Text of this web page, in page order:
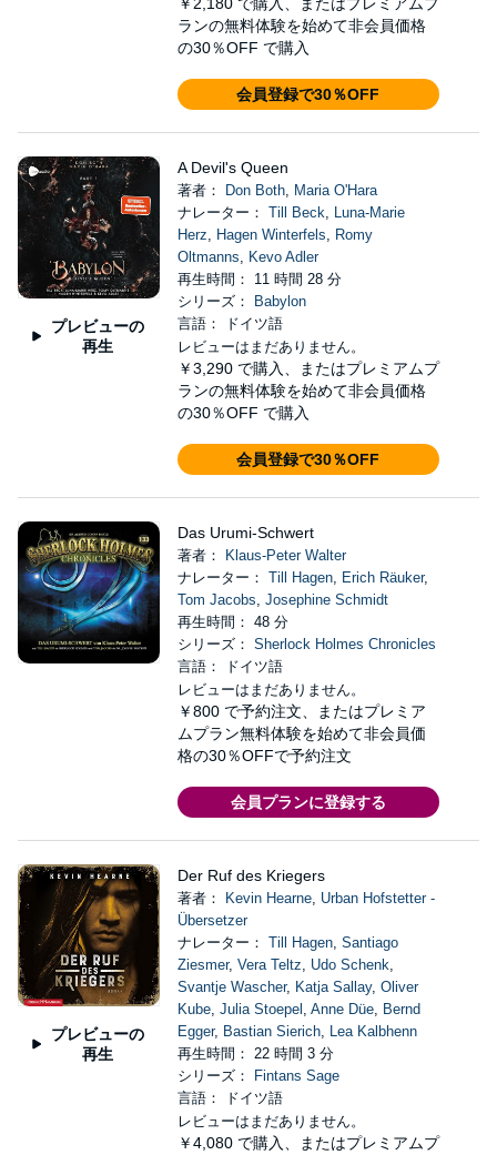
ランの無料体験を始めて非会員価格
の30％OFF で購入
会員登録で30％OFF
プレビューの
再生
A Devil's Queen
著者： Don Both, Maria O'Hara
ナレーター： Till Beck, Luna-Marie
Herz, Hagen Winterfels, Romy
Oltmanns, Kevo Adler
再生時間： 11 時間 28 分
シリーズ：
Babylon
言語： ドイツ語
レビューはまだありません。
￥3,290 で購入、またはプレミアムプ
ランの無料体験を始めて非会員価格
の30％OFF で購入
会員登録で30％OFF
Das Urumi-Schwert
著者：
Klaus-Peter Walter
ナレーター： Till Hagen, Erich Räuker,
Tom Jacobs, Josephine Schmidt
再生時間： 48 分
シリーズ： Sherlock Holmes Chronicles
言語： ドイツ語
レビューはまだありません。
￥800 で予約注文、またはプレミア
ムプラン無料体験を始めて非会員価
格の30％OFFで予約注文
会員プランに登録する
プレビューの
再生
Der Ruf des Kriegers
著者： Kevin Hearne, Urban Hofstetter -
Übersetzer
ナレーター： Till Hagen, Santiago
Ziesmer, Vera Teltz, Udo Schenk,
Svantje Wascher, Katja Sallay, Oliver
Kube, Julia Stoepel , Anne Düe, Bernd
Egger, Bastian Sierich, Lea Kalbhenn
再生時間： 22 時間 3 分
シリーズ：
Fintans Sage
言語： ドイツ語
レビューはまだありません。
￥4,080 で購入、またはプレミアムプ